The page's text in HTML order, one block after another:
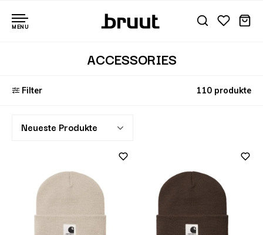
MENU
ACCESSORIES
Filter 110 produkte
Neueste Produkte